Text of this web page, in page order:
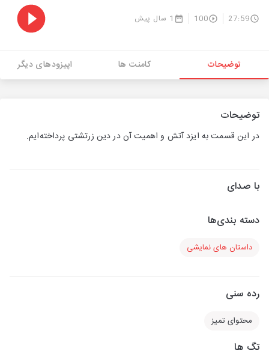
27:59
100 1 سال پیش
توضیحات کامنت ها اپیزودهای دیگر
توضیحات
در این قسمت به ایزد آتش و اهمیت آن در دین زرتشتی پرداخته‌ایم.
با صدای
دسته بندی‌ها
داستان های نمایشی
رده سنی
محتوای تمیز
تگ ها